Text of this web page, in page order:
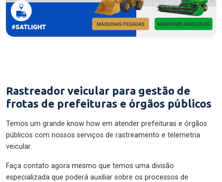
Rastreador veicular para gestão de
frotas de prefeituras e órgãos públicos
Temos um grande know how em atender prefeituras e órgãos
públicos com nossos serviços de rastreamento e telemetria
veicular.
Faça contato agora mesmo que temos uma divisão
especializada que poderá auxiliar sobre os processos de